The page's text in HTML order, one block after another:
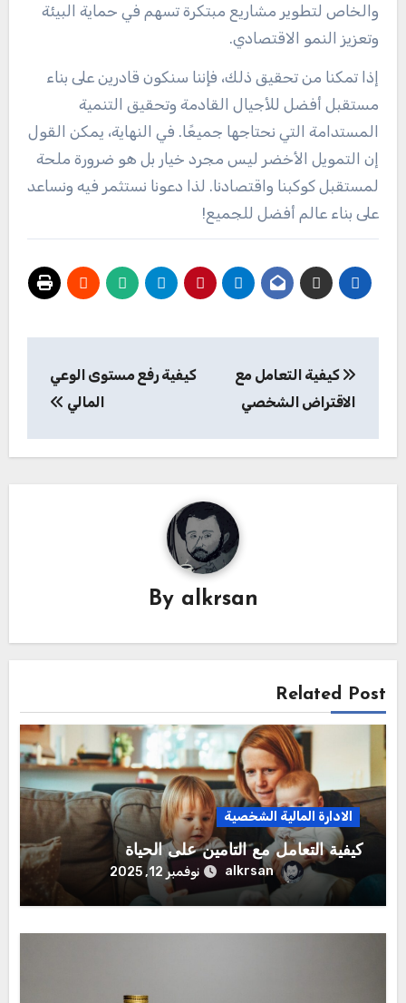
والخاص لتطوير مشاريع مبتكرة تسهم في حماية البيئة
وتعزيز النمو الاقتصادي.
إذا تمكنا من تحقيق ذلك، فإننا سنكون قادرين على بناء
مستقبل أفضل للأجيال القادمة وتحقيق التنمية
المستدامة التي نحتاجها جميعًا. في النهاية، يمكن القول
إن التمويل الأخضر ليس مجرد خيار بل هو ضرورة ملحة
لمستقبل كوكبنا واقتصادنا. لذا دعونا نستثمر فيه ونساعد
على بناء عالم أفضل للجميع!
المقالات
كيفية التعامل مع
الاقتراض الشخصي
كيفية رفع مستوى الوعي
المالي
By alkrsan
Related Post
الادارة المالية الشخصية
كيفية التعامل مع التأمين على الحياة
alkrsan نوفمبر 12, 2025